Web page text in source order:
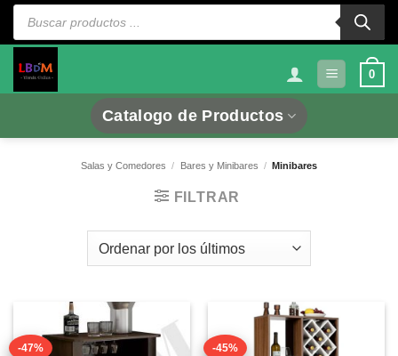
Saltar
Búsqueda
productos
0
Catalogo de Productos
Salas y Comedores / Bares y Minibares / Minibares
FILTRAR
-47% -45%